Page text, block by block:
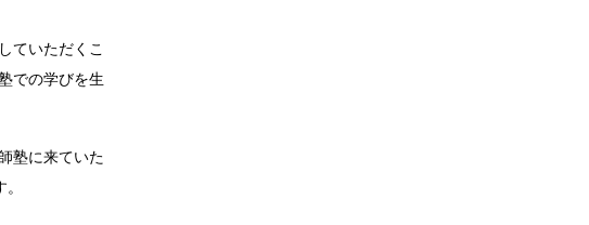
ていただくこ
での学びを生
塾に来ていた